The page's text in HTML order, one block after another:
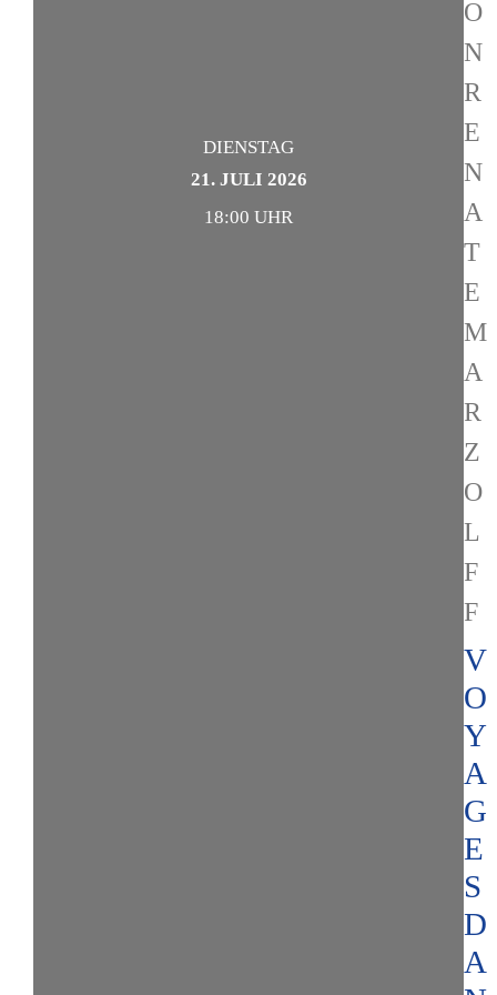
DIENSTAG
21. JULI 2026
18:00 UHR
V
O
Y
A
G
E
S
D
A
O
N
R
E
N
A
T
E
M
A
R
Z
O
L
F
F